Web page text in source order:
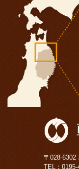
〒028-6302
TEL： 0195-